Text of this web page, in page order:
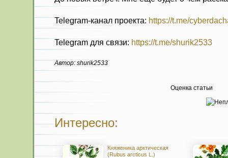
Telegram-канал проекта: https://t.me/
Telegram для связи: https://t.me/shurik2533
Автор: shurik2533
Оценка статьи
Интересно:
Княженика арктическая
(Rubus arcticus L.)